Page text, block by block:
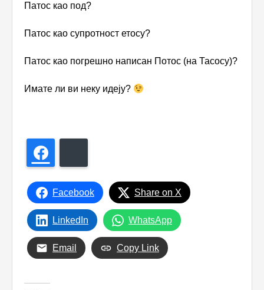
Патос као под?
Патос као супротност етосу?
Патос као погрешно написан Потос (на Тасосу)?
Имате ли ви неку идеју?
Facebook Share on X
LinkedIn WhatsApp
Email Copy Link